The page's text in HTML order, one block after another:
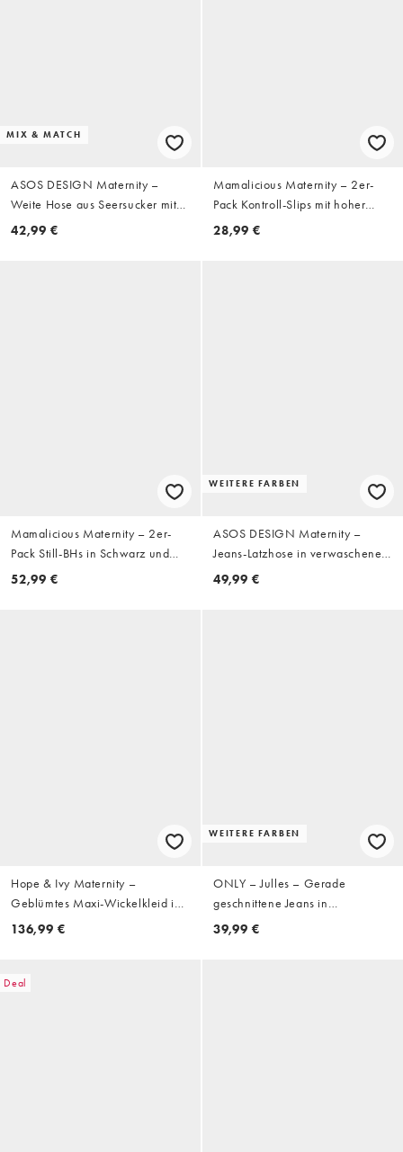
MIX & MATCH
ASOS DESIGN Maternity –
Weite Hose aus Seersucker mit
Streifen, Kombiteil
42,99 €
Mamalicious Maternity – 2er-
Pack Kontroll-Slips mit hoher
Taille
28,99 €
Mamalicious Maternity – 2er-
Pack Still-BHs in Schwarz und
Beige
52,99 €
WEITERE FARBEN
ASOS DESIGN Maternity –
Jeans-Latzhose in verwaschenem
Schwarz
49,99 €
Hope & Ivy Maternity –
Geblümtes Maxi-Wickelkleid in
Flieder mit Flatterärmeln und
136,99 €
WEITERE FARBEN
ONLY – Julles – Gerade
geschnittene Jeans in
verwaschenem Schwarz mit
39,99 €
Deal